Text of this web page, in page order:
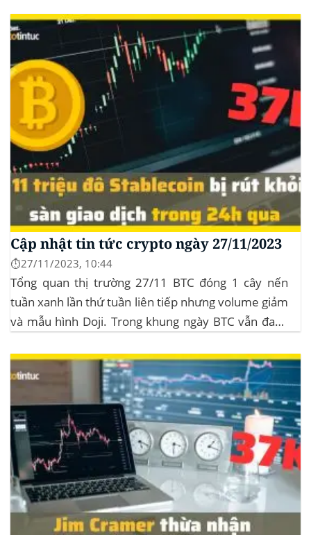
một nửa Bitcoin làm...
Cập nhật tin tức crypto ngày 27/11/2023
⏱️27/11/2023, 10:44
Tổng quan thị trường 27/11 BTC đóng 1 cây nến
tuần xanh lần thứ tuần liên tiếp nhưng volume giảm
và mẫu hình Doji. Trong khung ngày BTC vẫn đang
triệu đô Stablecoin bị rút khỏi các sàn giao dịch...